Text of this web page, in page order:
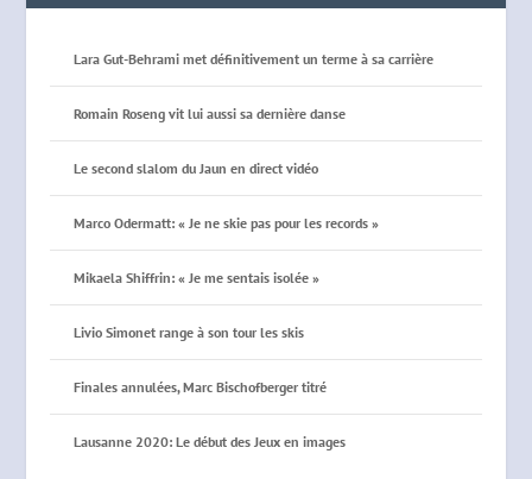
Lara Gut-Behrami met définitivement un terme à sa carrière
Romain Roseng vit lui aussi sa dernière danse
Le second slalom du Jaun en direct vidéo
Marco Odermatt: « Je ne skie pas pour les records »
Mikaela Shiffrin: « Je me sentais isolée »
Livio Simonet range à son tour les skis
Finales annulées, Marc Bischofberger titré
Lausanne 2020: Le début des Jeux en images